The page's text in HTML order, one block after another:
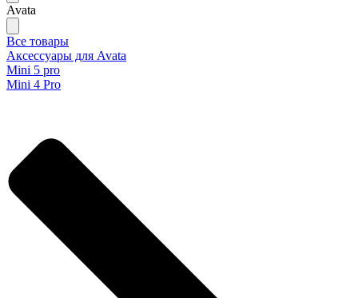
Avata
Все товары
Аксессуары для Avata
Mini 5 pro
Mini 4 Pro